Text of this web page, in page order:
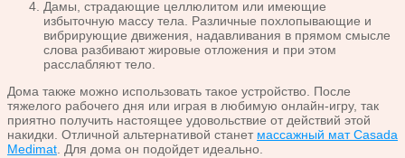
Дамы, страдающие целлюлитом или имеющие
избыточную массу тела. Различные похлопывающие и
вибрирующие движения, надавливания в прямом смысле
слова разбивают жировые отложения и при этом
расслабляют тело.
Дома также можно использовать такое устройство. После
тяжелого рабочего дня или играя в любимую онлайн-игру, так
приятно получить настоящее удовольствие от действий этой
накидки. Отличной альтернативой станет массажный мат Casada
Medimat. Для дома он подойдет идеально.